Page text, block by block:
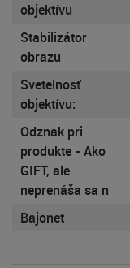
objektívu
Stabilizátor
obrazu
Svetelnosť
objektívu:
Odznak pri
produkte - Ako
GIFT, ale
neprenáša sa n
Bajonet